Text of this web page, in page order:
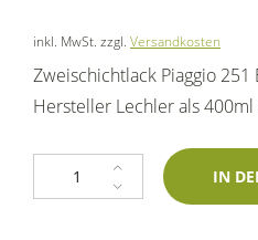
inkl. MwSt. zzgl. Versandkosten
Zweischichtlack Piaggio 251
Hersteller Lechler als 400ml
1K Spraydose Piaggio 251 Bleu
IN